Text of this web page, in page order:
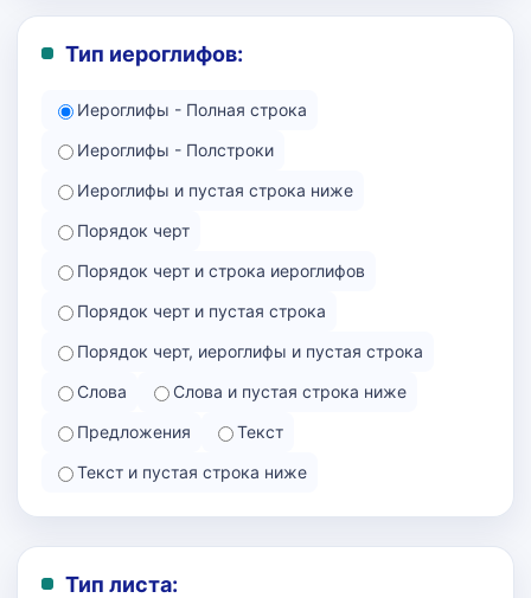
Тип иероглифов:
Иероглифы - Полная строка
Иероглифы - Полстроки
Иероглифы и пустая строка ниже
Порядок черт
Порядок черт и строка иероглифов
Порядок черт и пустая строка
Порядок черт, иероглифы и пустая строка
Слова
Слова и пустая строка ниже
Предложения
Текст
Текст и пустая строка ниже
Тип листа: